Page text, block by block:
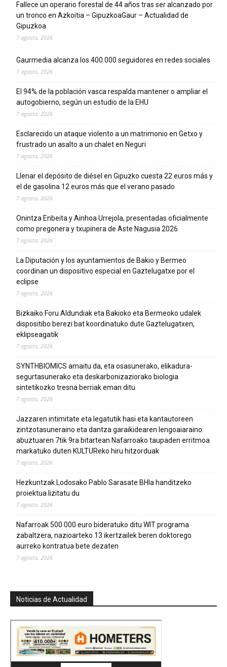
Fallece un operario forestal de 44 años tras ser alcanzado por
un tronco en Azkoitia – GipuzkoaGaur – Actualidad de
Gipuzkoa
7 agosto, 2026
Gaurmedia alcanza los 400.000 seguidores en redes sociales
7 agosto, 2026
El 94% de la población vasca respalda mantener o ampliar el
autogobierno, según un estudio de la EHU
7 agosto, 2026
Esclarecido un ataque violento a un matrimonio en Getxo y
frustrado un asalto a un chalet en Neguri
7 agosto, 2026
Llenar el depósito de diésel en Gipuzko cuesta 22 euros más y
el de gasolina 12 euros más que el verano pasado
7 agosto, 2026
Onintza Enbeita y Ainhoa Urrejola, presentadas oficialmente
como pregonera y txupinera de Aste Nagusia 2026
7 agosto, 2026
La Diputación y los ayuntamientos de Bakio y Bermeo
coordinan un dispositivo especial en Gaztelugatxe por el
eclipse
7 agosto, 2026
Bizkaiko Foru Aldundiak eta Bakioko eta Bermeoko udalek
dispositibo berezi bat koordinatuko dute Gaztelugatxen,
eklipseagatik
7 agosto, 2026
SYNTHBIOMICS amaitu da, eta osasunerako, elikadura-
segurtasunerako eta deskarbonizaziorako biologia
sintetikozko tresna berriak eman ditu
7 agosto, 2026
Jazzaren intimitate eta legatutik hasi eta kantautoreen
zintzotasuneraino eta dantza garaikidearen lengoaiaraino:
abuztuaren 7tik 9ra bitartean Nafarroako taupaden erritmoa
markatuko duten KULTUReko hiru hitzorduak
7 agosto, 2026
Hezkuntzak Lodosako Pablo Sarasate BHIa handitzeko
proiektua lizitatu du
7 agosto, 2026
Nafarroak 500 000 euro bideratuko ditu WIT programa
zabaltzera, nazioarteko 13 ikertzailek beren doktorego
aurreko kontratua bete dezaten
7 agosto, 2026
Noticias de Actualidad